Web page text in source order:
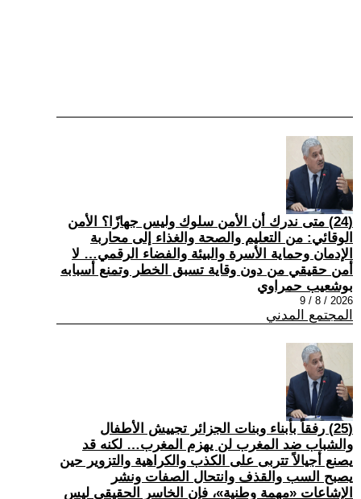
(24) متى ندرك أن الأمن سلوك وليس جهازًا؟ الأمن
الوقائي: من التعليم والصحة والغذاء إلى محاربة
الإدمان وحماية الأسرة والبيئة والفضاء الرقمي… لا
أمن حقيقي من دون وقاية تسبق الخطر وتمنع أسبابه
بوشعيب حمراوي
2026 / 8 / 9
المجتمع المدني
(25) رفقاً بأبناء وبنات الجزائر تجييش الأطفال
والشباب ضد المغرب لن يهزم المغرب… لكنه قد
يصنع أجيالاً تتربى على الكذب والكراهية والتزوير حين
يصبح السب والقذف وانتحال الصفات ونشر
الإشاعات «مهمة وطنية»، فإن الخاسر الحقيقي ليس